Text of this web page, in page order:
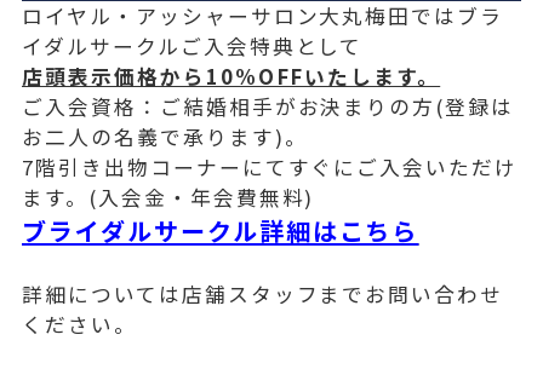
ロイヤル・アッシャーサロン大丸梅田ではブラ
イダルサークルご入会特典として
店頭表示価格から10%OFFいたします。
ご入会資格：ご結婚相手がお決まりの方(登録は
お二人の名義で承ります)。
7階引き出物コーナーにてすぐにご入会いただけ
ます。(入会金・年会費無料)
ブライダルサークル詳細はこちら
詳細については店舗スタッフまでお問い合わせ
ください。